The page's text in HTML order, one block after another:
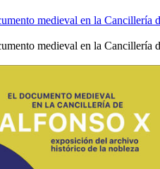
medieval en la Cancillería
medieval en la Cancillería